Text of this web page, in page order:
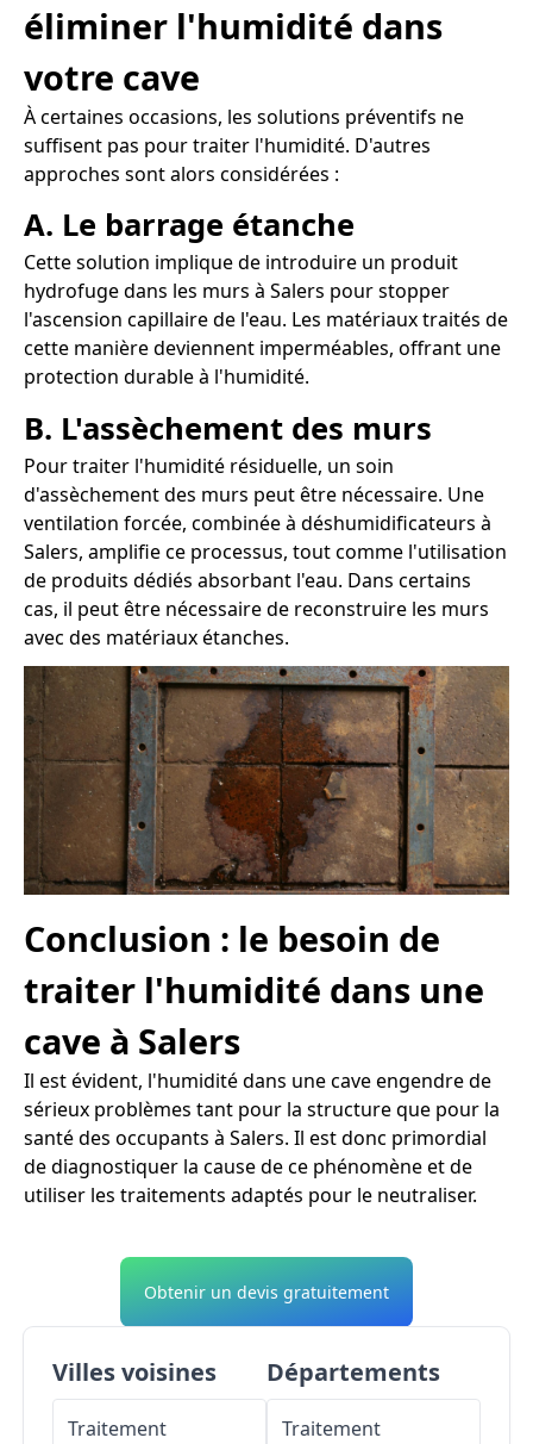
éliminer l'humidité dans
votre cave
À certaines occasions, les solutions préventifs ne
suffisent pas pour traiter l'humidité. D'autres
approches sont alors considérées :
A. Le barrage étanche
Cette solution implique de introduire un produit
hydrofuge dans les murs à Salers pour stopper
l'ascension capillaire de l'eau. Les matériaux traités de
cette manière deviennent imperméables, offrant une
protection durable à l'humidité.
B. L'assèchement des murs
Pour traiter l'humidité résiduelle, un soin
d'assèchement des murs peut être nécessaire. Une
ventilation forcée, combinée à déshumidificateurs à
Salers, amplifie ce processus, tout comme l'utilisation
de produits dédiés absorbant l'eau. Dans certains
cas, il peut être nécessaire de reconstruire les murs
avec des matériaux étanches.
Conclusion : le besoin de
traiter l'humidité dans une
cave à Salers
Il est évident, l'humidité dans une cave engendre de
sérieux problèmes tant pour la structure que pour la
santé des occupants à Salers. Il est donc primordial
de diagnostiquer la cause de ce phénomène et de
utiliser les traitements adaptés pour le neutraliser.
Obtenir un devis gratuitement
Villes voisines
Traitement
Départements
Traitement